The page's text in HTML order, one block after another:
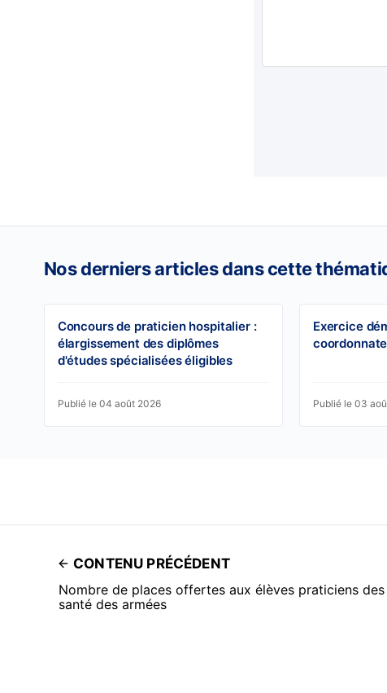
Nos derniers articles dans cette
Concours de praticien hospitalier :
élargissement des diplômes
d'études spécialisées éligibles
Publié le 04 août 2026
Exercice
Publié le 03
CONTENU PRÉCÉDENT
Nombre de places offertes aux élèves praticiens
santé des armées